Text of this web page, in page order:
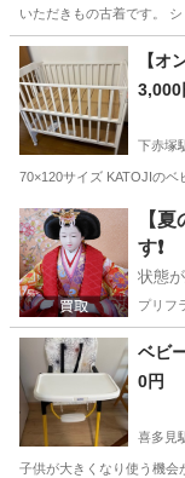
いただきもの古着です。
東京 世田谷区
【オ
3,000
下赤塚
70×120サイズ KATOJIの
東京 板橋区 下赤
【
す❗️
状態
プリフ
ベビ
0円
喜多見
子供が大きくなり使う機会